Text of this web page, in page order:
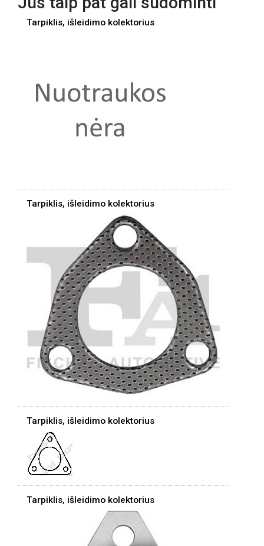
Tarpiklis, išleidimo kolektorius
Tarpiklis, išleidimo kolektorius
Tarpiklis, išleidimo kolektorius
Tarpiklis, išleidimo kolektorius